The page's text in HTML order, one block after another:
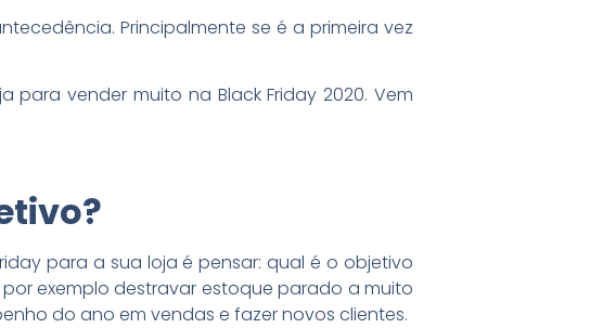
Principalmente se é a primeira vez
vender muito na Black Friday 2020. Vem
para a sua loja é pensar: qual é o objetivo
exemplo destravar estoque parado a muito
do ano em vendas e fazer novos clientes.